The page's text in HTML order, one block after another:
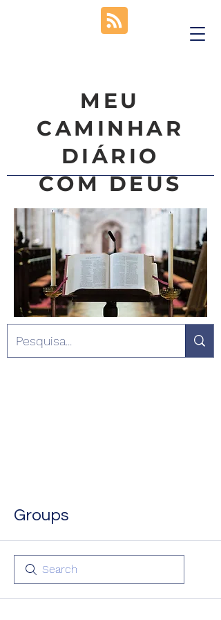
MEU
CAMINHAR
DIÁRIO
COM DEUS
Groups